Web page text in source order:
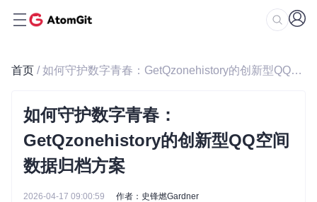
首页 / 如何守护数字青春：GetQzonehistory的创新型QQ空间数据归档方案
如何守护数字青春：
GetQzonehistory的创新型QQ空间
数据归档方案
2026-04-17 09:00:59 作者：史锋燃Gardner